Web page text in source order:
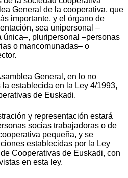
General de la cooperativa, que
importante, y el órgano de
sea unipersonal –
única–, pluripersonal –personas
o mancomunadas– o
General, en lo no
la establecida en la Ley 4/1993,
de Euskadi.
y representación estará
socias trabajadoras o de
pequeña, y se
establecidas por la Ley
Cooperativas de Euskadi, con
en esta ley.